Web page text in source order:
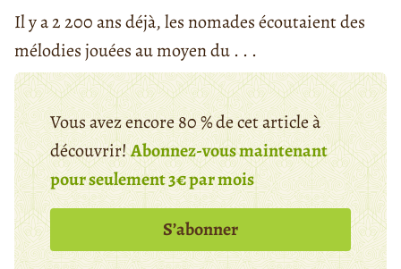
Il y a 2 200 ans déjà, les nomades écoutaient des
mélodies jouées au moyen du . . .
Vous avez encore 80 % de cet article à
découvrir!Abonnez-vous maintenant
pour seulement 3€ par mois
S’abonner